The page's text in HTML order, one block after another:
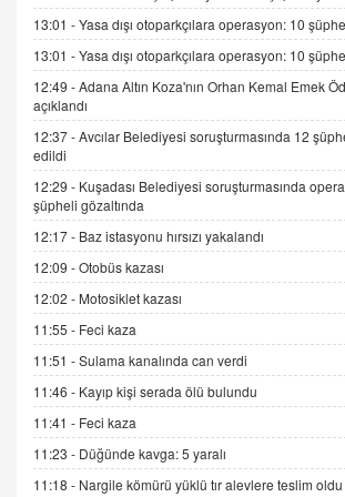
9.12.2025 10:11
İNCİ GÜL AKÖL
06.07.2026 13:00
ADEM AKÖL
Esed Destekçilerinin Yüzüne
Sednaya
11.12.2024 12:30
DR. EKREM ASLAN
Gerçek Ne, Algı Ne?
Cümlesinin Peşinden
19.07.2025 12:45
GÖNÜL MENEKŞE
Şifacının Yolu
04.11.2025 12:56
13:01 -Yasa dışı otoparkçılara operasyon: 10
13:01 -Yasa dışı otoparkçılara operasyon: 10
12:49 -Adana Altın Koza'nın Orhan Kemal Emek
açıklandı
12:37 -Avcılar Belediyesi soruşturmasında 12
edildi
12:29 - Kuşadası Belediyesi soruşturmasında
şüpheli gözaltında
12:17 - Baz istasyonu hırsızı yakalandı
12:09 -Otobüs kazası
12:02 - Motosiklet kazası
11:55 - Feci kaza
11:51 -Sulama kanalında can verdi
11:46 - Kayıp kişi serada ölü bulundu
11:41 - Feci kaza
11:23 - Düğünde kavga: 5 yaralı
11:18 - Nargile kömürü yüklü tır alevlere teslim oldu